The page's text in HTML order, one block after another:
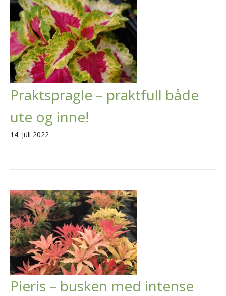
Praktspragle – praktfull både
ute og inne!
14. juli 2022
Pieris – busken med intense